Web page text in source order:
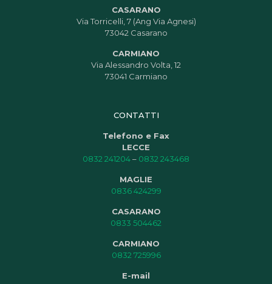
CASARANO
Via Torricelli, 7 (Ang Via Agnesi)
73042 Casarano
CARMIANO
Via Alessandro Volta, 12
73041 Carmiano
CONTATTI
Telefono e Fax
LECCE
0832 241204– 0832 243468
MAGLIE
0836 424299
CASARANO
0833 504462
CARMIANO
0832 725996
E-mail